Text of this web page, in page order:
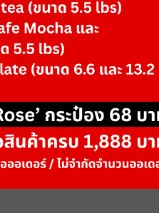
เพิ่มลงตะกร้า